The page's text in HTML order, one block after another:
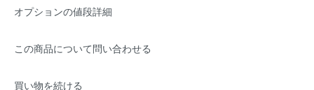
オプションの値段詳細
この商品について問い合わせる
買い物を続ける